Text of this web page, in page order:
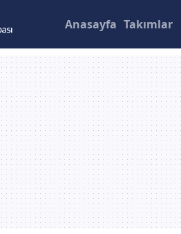
Anasayfa Takımlar